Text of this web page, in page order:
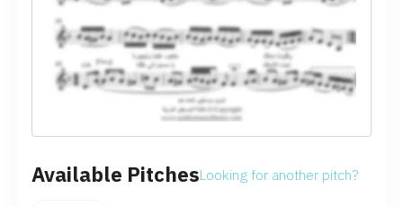
Available PitchesLooking for another pitch?